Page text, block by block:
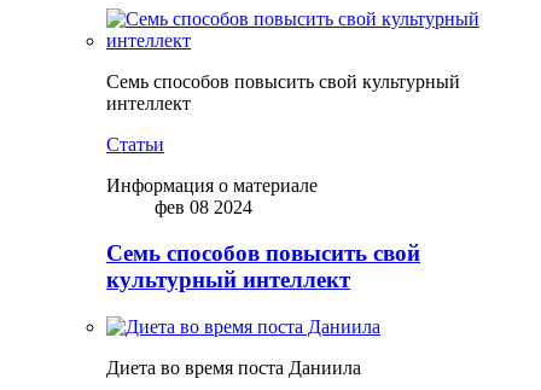
Семь способов повысить свой культурный
интеллект
Статьи
Информация о материале
фев 08 2024
Семь способов повысить свой
культурный интеллект
Диета во время поста Даниила